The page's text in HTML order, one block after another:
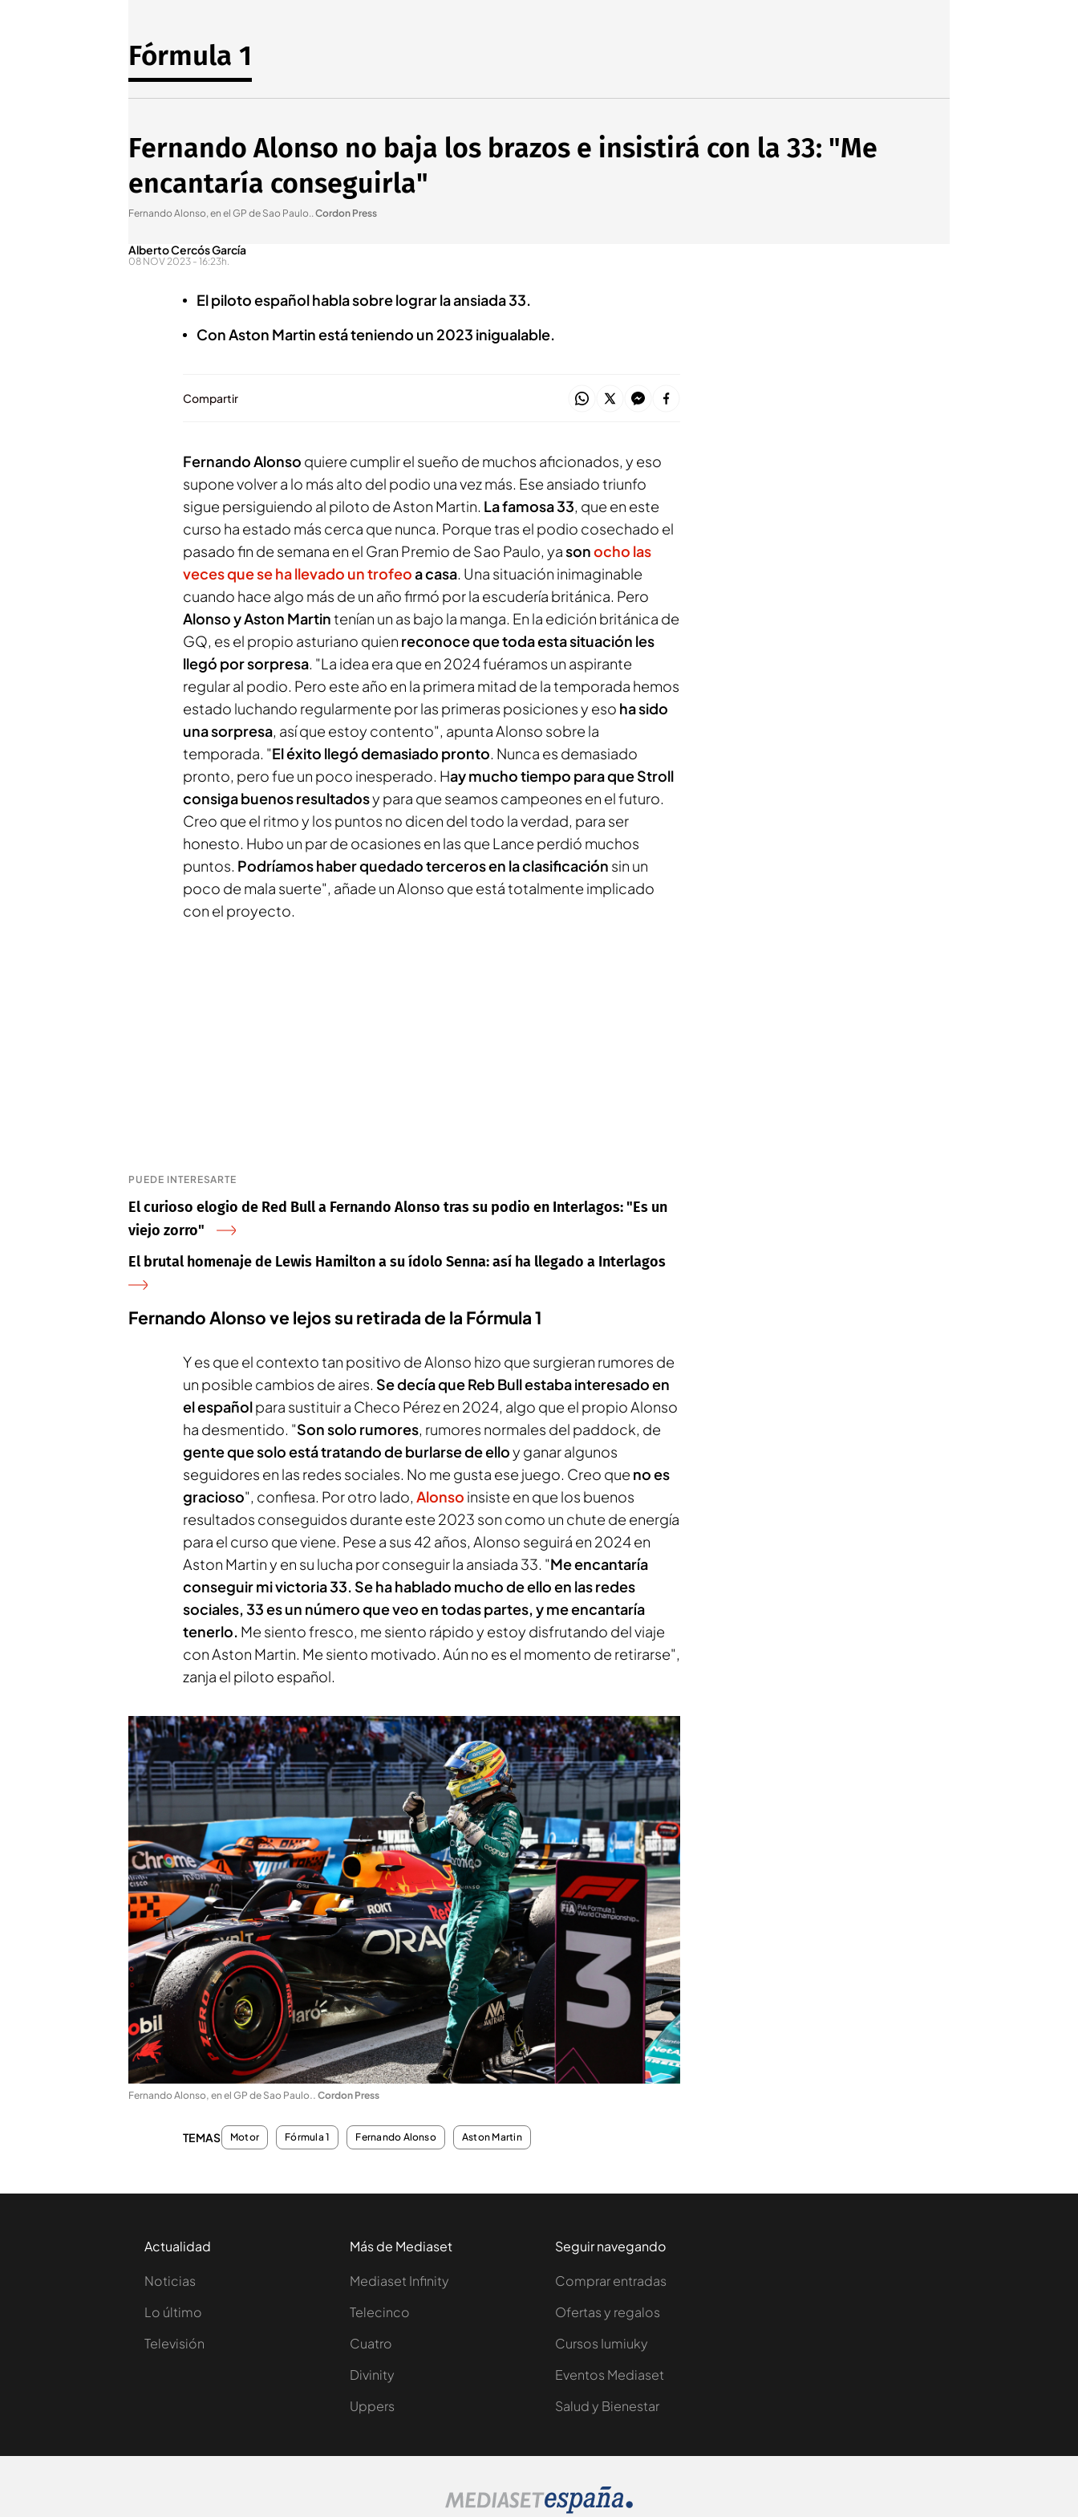
Fórmula 1
Fernando Alonso no baja los brazos e insistirá con la 33: "Me
encantaría conseguirla"
Fernando Alonso, en el GP de Sao Paulo..Cordon Press
Alberto Cercós García
08 NOV 2023 - 16:23h.
El piloto español habla sobre lograr la ansiada 33.
Con Aston Martin está teniendo un 2023 inigualable.
Compartir
Fernando Alonso quiere cumplir el sueño de muchos aficionados, y eso
supone volver a lo más alto del podio una vez más. Ese ansiado triunfo
sigue persiguiendo al piloto de Aston Martin. La famosa 33, que en este
curso ha estado más cerca que nunca. Porque tras el podio cosechado el
pasado fin de semana en el Gran Premio de Sao Paulo, yasonocho las
veces que se ha llevado un trofeoa casa. Una situación inimaginable
cuando hace algo más de un año firmó por la escudería británica. Pero
Alonso y Aston Martintenían un as bajo la manga. En la edición británica de
GQ, es el propio asturiano quien reconoce que toda esta situación les
llegó por sorpresa. "La idea era que en 2024 fuéramos un aspirante
regular al podio. Pero este año en la primera mitad de la temporada hemos
estado luchando regularmente por las primeras posiciones y eso ha sido
una sorpresa, así que estoy contento", apunta Alonso sobre la
temporada. "El éxito llegó demasiado pronto. Nunca es demasiado
pronto, pero fue un poco inesperado. Hay mucho tiempo para que Stroll
consiga buenos resultadosy para que seamos campeones en el futuro.
Creo que el ritmo y los puntos no dicen del todo la verdad, para ser
honesto. Hubo un par de ocasiones en las que Lance perdió muchos
puntos. Podríamos haber quedado terceros en la clasificación sin un
poco de mala suerte", añade un Alonso que está totalmente implicado
con el proyecto.
PUEDE INTERESARTE
El curioso elogio de Red Bull a Fernando Alonso tras su podio en Interlagos: "Es un
viejo zorro"
El brutal homenaje de Lewis Hamilton a su ídolo Senna: así ha llegado a Interlagos
Fernando Alonso ve lejos su retirada de la Fórmula 1
Y es que el contexto tan positivo de Alonso hizo que surgieran rumores de
un posible cambios de aires. Se decía que Reb Bull estaba interesado en
el españolpara sustituir a Checo Pérez en 2024, algo que el propio Alonso
ha desmentido. "Son solo rumores, rumores normales del paddock, de
gente que solo está tratando de burlarse de elloy ganar algunos
seguidores en las redes sociales. No me gusta ese juego. Creo que no es
gracioso", confiesa. Por otro lado, Alonso insiste en que los buenos
resultados conseguidos durante este 2023 son como un chute de energía
para el curso que viene. Pese a sus 42 años, Alonso seguirá en 2024 en
Aston Martin y en su lucha por conseguir la ansiada 33. "Me encantaría
conseguir mi victoria 33. Se ha hablado mucho de ello en las redes
sociales, 33 es un número que veo en todas partes, y me encantaría
tenerlo. Me siento fresco, me siento rápido y estoy disfrutando del viaje
con Aston Martin. Me siento motivado. Aún no es el momento de retirarse",
zanja el piloto español.
Fernando Alonso, en el GP de Sao Paulo.. Cordon Press
TEMAS Motor Fórmula 1 Fernando Alonso Aston Martin
Actualidad
Noticias
Lo último
Televisión
Más de Mediaset
Mediaset Infinity
Telecinco
Cuatro
Divinity
Uppers
Seguir navegando
Comprar entradas
Ofertas y regalos
Cursos Iumiuky
Eventos Mediaset
Salud y Bienestar